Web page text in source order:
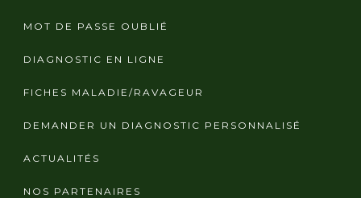
MOT DE PASSE OUBLIÉ
DIAGNOSTIC EN LIGNE
FICHES MALADIE/RAVAGEUR
DEMANDER UN DIAGNOSTIC PERSONNALISÉ
ACTUALITÉS
NOS PARTENAIRES